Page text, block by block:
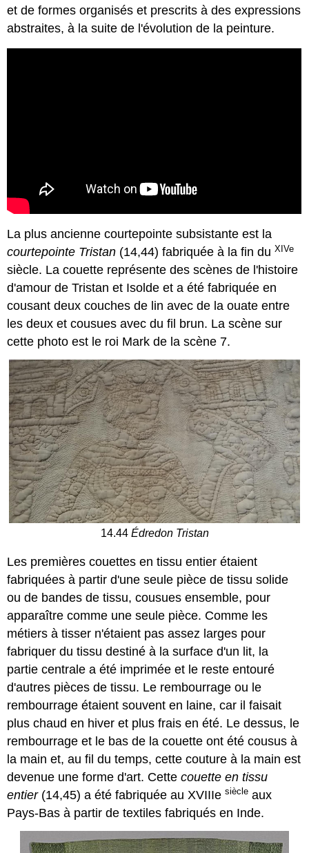
et de formes organisés et prescrits à des expressions
abstraites, à la suite de l'évolution de la peinture.
La plus ancienne courtepointe subsistante est la
courtepointe Tristan (14,44) fabriquée à la fin duXIVe
siècle. La couette représente des scènes de l'histoire
d'amour de Tristan et Isolde et a été fabriquée en
cousant deux couches de lin avec de la ouate entre
les deux et cousues avec du fil brun. La scène sur
cette photo est le roi Mark de la scène 7.
14.44 Édredon Tristan
Les premières couettes en tissu entier étaient
fabriquées à partir d'une seule pièce de tissu solide
ou de bandes de tissu, cousues ensemble, pour
apparaître comme une seule pièce. Comme les
métiers à tisser n'étaient pas assez larges pour
fabriquer du tissu destiné à la surface d'un lit, la
partie centrale a été imprimée et le reste entouré
d'autres pièces de tissu. Le rembourrage ou le
rembourrage étaient souvent en laine, car il faisait
plus chaud en hiver et plus frais en été. Le dessus, le
rembourrage et le bas de la couette ont été cousus à
la main et, au fil du temps, cette couture à la main est
devenue une forme d'art. Cettecouette en tissu
entier(14,45) a été fabriquée au XVIIIesiècle aux
Pays-Bas à partir de textiles fabriqués en Inde.